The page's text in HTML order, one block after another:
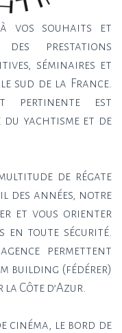
à vos souhaits et
prestations
séminaires et
sud de la France.
pertinente est
du yachtisme et de
de régate
des années, notre
et vous orienter
en toute sécurité.
permettent
building (fédérer)
Côte d’Azur.
cinéma, le bord de